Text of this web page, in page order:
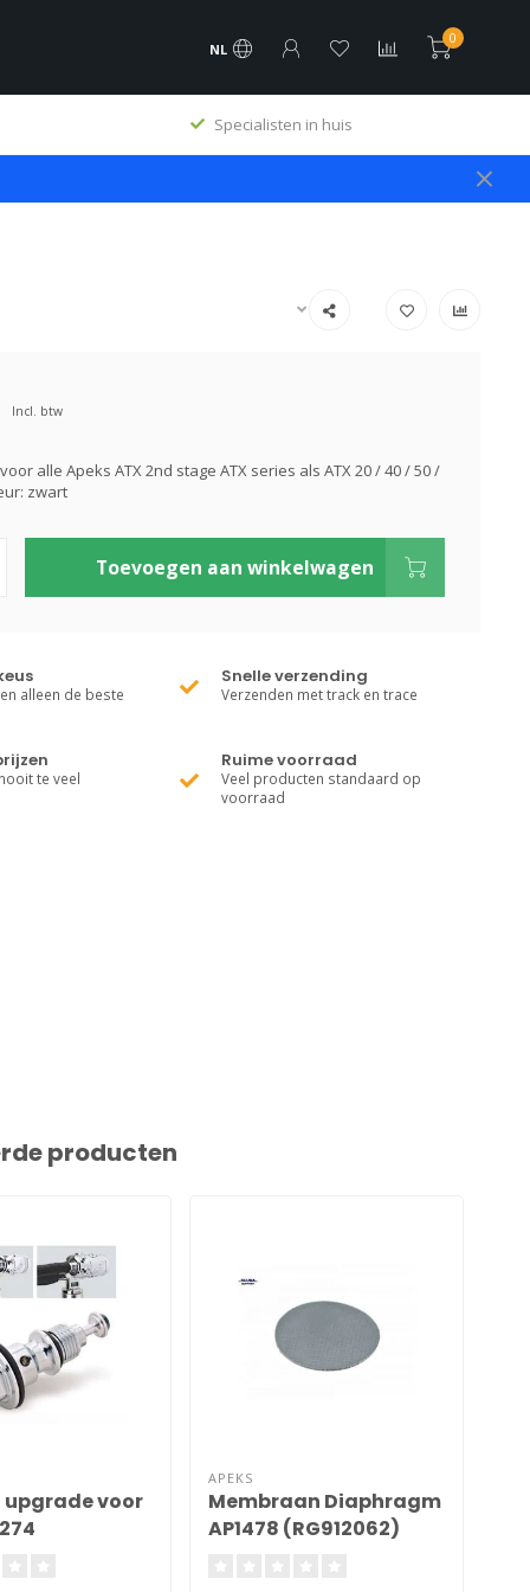
NL
0
Specialisten in huis
Incl. btw
alle Apeks ATX 2nd stage ATX series als ATX 20 / 40 / 50 /
zwart
Toevoegen aan winkelwagen
alleen de beste
Snelle verzending
Verzenden met track en trace
te veel
Ruime voorraad
Veel producten standaard op
voorraad
producten
upgrade voor
APEKS
Membraan Diaphragm
AP1478 (RG912062)